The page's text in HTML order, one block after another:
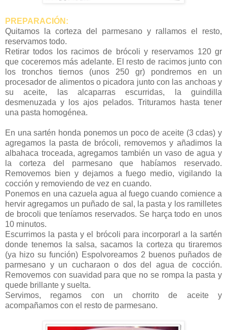
PREPARACIÓN:
Quitamos la corteza del parmesano y rallamos el resto,
reservamos todo.
Retirar todos los racimos de brócoli y reservamos 120 gr
que coceremos más adelante. El resto de racimos junto con
los tronchos tiernos (unos 250 gr) pondremos en un
procesador de alimentos o picadora junto con las anchoas y
su aceite, las alcaparras escurridas, la guindilla
desmenuzada y los ajos pelados. Trituramos hasta tener
una pasta homogénea.
En una sartén honda ponemos un poco de aceite (3 cdas) y
agregamos la pasta de brócoli, removemos y añadimos la
albahaca troceada, agregamos también un vaso de agua y
la corteza del parmesano que habíamos reservado.
Removemos bien y dejamos a fuego medio, vigilando la
cocción y removiendo de vez en cuando.
Ponemos en una cazuela agua al fuego cuando comience a
hervir agregamos un puñado de sal, la pasta y los ramilletes
de brocoli que teníamos reservados. Se harça todo en unos
10 minutos.
Escurrimos la pasta y el brócoli para incorporarl a la sartén
donde tenemos la salsa, sacamos la corteza qu tiraremos
(ya hizo su función) Espolvoreamos 2 buenos puñados de
parmesano y un cucharaon o dos del agua de cocción.
Removemos con suavidad para que no se rompa la pasta y
quede brillante y suelta.
Servimos, regamos con un chorrito de aceite y
acompañamos con el resto de parmesano.